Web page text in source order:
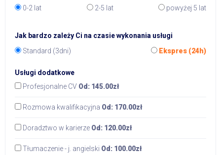
0-2 lat
2-5 lat powyżej 5 lat
Jak bardzo zależy Ci na czasie wykonania usługi
Standard (3dni)
Ekspres (24h)
Usługi dodatkowe
Profesjonalne CV Od: 145.00zł
Rozmowa kwalifikacyjna Od: 170.00zł
Doradztwo w karierze Od: 120.00zł
Tłumaczenie - j. angielski Od: 100.00zł